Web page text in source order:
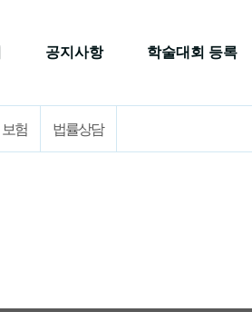
공지사항 학술대회 등록
보험 법률상담